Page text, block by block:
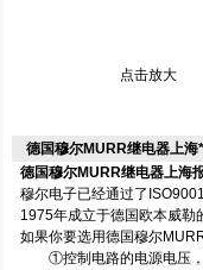
点击放大
德国穆尔MURR继电器上海
德国穆尔MURR继电器上海
穆尔电子已经通过了
1975年成立于德国欧本威勒
如果你要选用德国穆尔
①控制电路的电源电压，